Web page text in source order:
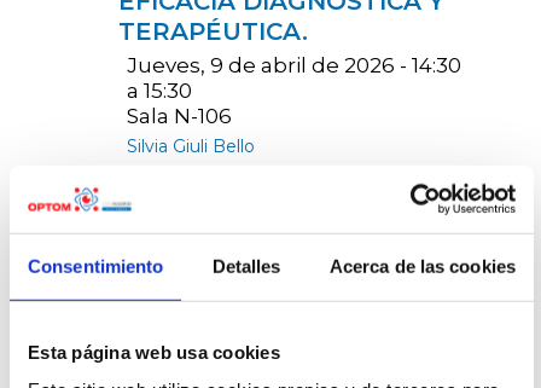
Consentimiento Detalles Acerca de las cookies
Esta página web usa cookies
TERAPÉUTICA.
Jueves, 9 de abril de 2026 - 14:30
a 15:30
Sala N-106
Silvia Giuli Bello
ID 82 - IA y tecnología
EN IA PARA EL CÁLCULO
DEL TAMAÑO IDEAL DE